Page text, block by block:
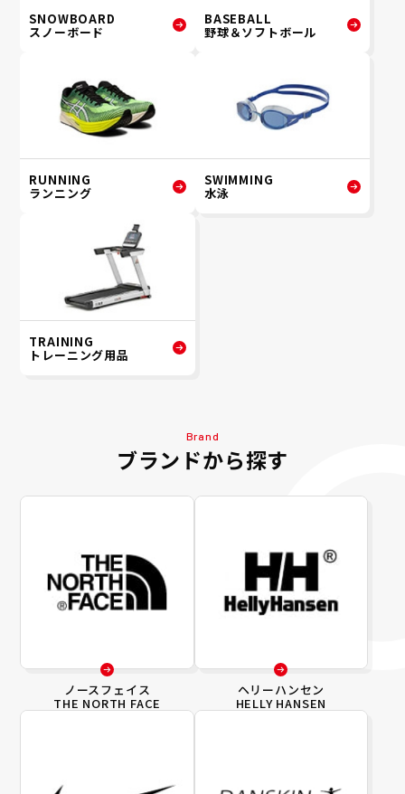
SNOWBOARD
スノーボード
BASEBALL
野球＆ソフトボール
RUNNING
ランニング
SWIMMING
水泳
TRAINING
トレーニング用品
Brand
ブランドから探す
ノースフェイス
THE NORTH FACE
ヘリーハンセン
HELLY HANSEN